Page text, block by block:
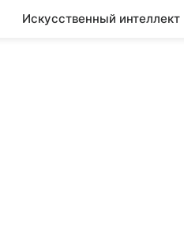
Искусственный интеллект